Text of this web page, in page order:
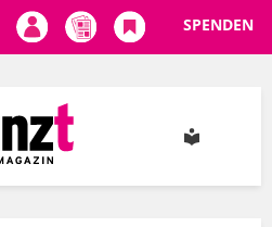
SPENDEN